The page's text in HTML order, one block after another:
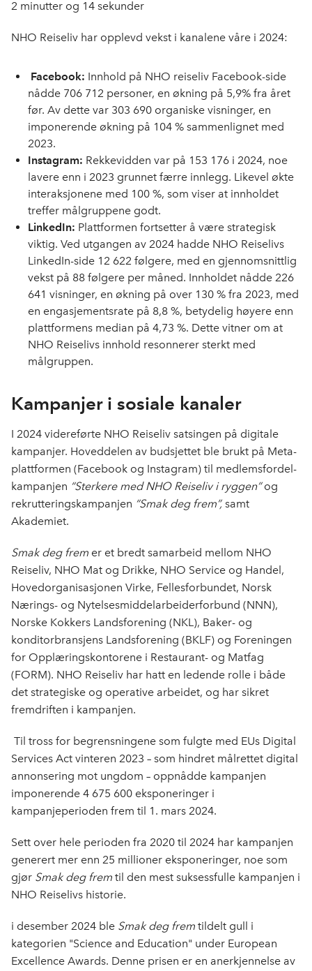
2 minutter og 14 sekunder
NHO Reiseliv har opplevd vekst i kanalene våre i 2024:
Facebook: Innhold på NHO reiseliv Facebook-side
nådde 706 712 personer, en økning på 5,9% fra året
før. Av dette var 303 690 organiske visninger, en
imponerende økning på 104 % sammenlignet med
2023.
Instagram: Rekkevidden var på 153 176 i 2024, noe
lavere enn i 2023 grunnet færre innlegg. Likevel økte
interaksjonene med 100 %, som viser at innholdet
treffer målgruppene godt.
LinkedIn: Plattformen fortsetter å være strategisk
viktig. Ved utgangen av 2024 hadde NHO Reiselivs
LinkedIn-side 12 622 følgere, med en gjennomsnittlig
vekst på 88 følgere per måned. Innholdet nådde 226
641 visninger, en økning på over 130 % fra 2023, med
en engasjementsrate på 8,8 %, betydelig høyere enn
plattformens median på 4,73 %. Dette vitner om at
NHO Reiselivs innhold resonnerer sterkt med
målgruppen.
Kampanjer i sosiale kanaler
I 2024 videreførte NHO Reiseliv satsingen på digitale
kampanjer. Hoveddelen av budsjettet ble brukt på Meta-
plattformen (Facebook og Instagram) til medlemsfordel-
kampanjen “Sterkere med NHO Reiseliv i ryggen”og
rekrutteringskampanjen “Smak deg frem”, samt
Akademiet.
Smak deg frem er et bredt samarbeid mellom NHO
Reiseliv, NHO Mat og Drikke, NHO Service og Handel,
Hovedorganisasjonen Virke, Fellesforbundet, Norsk
Nærings- og Nytelsesmiddelarbeiderforbund (NNN),
Norske Kokkers Landsforening (NKL), Baker- og
konditorbransjens Landsforening (BKLF) og Foreningen
for Opplæringskontorene i Restaurant- og Matfag
(FORM). NHO Reiseliv har hatt en ledende rolle i både
det strategiske og operative arbeidet, og har sikret
fremdriften i kampanjen.
Til tross for begrensningene som fulgte med EUs Digital
Services Act vinteren 2023 – som hindret målrettet digital
annonsering mot ungdom – oppnådde kampanjen
imponerende 4 675 600 eksponeringer i
kampanjeperioden frem til 1. mars 2024.
Sett over hele perioden fra 2020 til 2024 har kampanjen
generert mer enn 25 millioner eksponeringer, noe som
gjør Smak deg frem til den mest suksessfulle kampanjen i
NHO Reiselivs historie.
i desember 2024 ble Smak deg frem tildelt gull i
kategorien "Science and Education" under European
Excellence Awards. Denne prisen er en anerkjennelse av